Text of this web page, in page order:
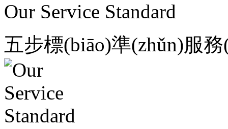
Our Service Standard
五步標(biāo)準(zhǔn)服